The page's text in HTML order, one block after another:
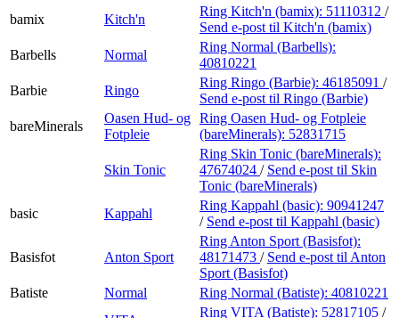
bamix
Kitch'n
Ring Kitch'n (bamix): 51110312 /
Send e-post til Kitch'n (bamix)
Barbells
Normal
Ring Normal (Barbells):
40810221
Barbie
Ringo
Ring Ringo (Barbie): 46185091 /
Send e-post til Ringo (Barbie)
bareMinerals
Oasen Hud- og
Fotpleie
Ring Oasen Hud- og Fotpleie
(bareMinerals): 52831715
Skin Tonic
Ring Skin Tonic (bareMinerals):
47674024 / Send e-post til Skin
Tonic (bareMinerals)
basic
Kappahl
Ring Kappahl (basic): 90941247
/ Send e-post til Kappahl (basic)
Basisfot Anton Sport
Ring Anton Sport (Basisfot):
48171473 / Send e-post til Anton
Sport (Basisfot)
Batiste
Normal Ring Normal (Batiste): 40810221
Ring VITA (Batiste): 52817105 /